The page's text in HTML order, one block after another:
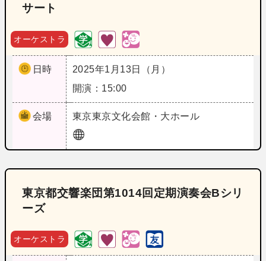
サート
オーケストラ
日時
2025年1月13日（月）
開演：15:00
会場 東京東京文化会館・大ホール
東京都交響楽団第1014回定期演奏会Bシリ
ーズ
オーケストラ